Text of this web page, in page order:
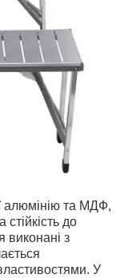
алюмінію та МДФ,
стійкість до
виконані з
У